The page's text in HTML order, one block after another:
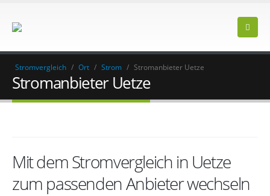
Stromvergleich / Ort / Strom / Stromanbieter Uetze
Stromanbieter Uetze
Mit dem Stromvergleich in Uetze
zum passenden Anbieter wechseln